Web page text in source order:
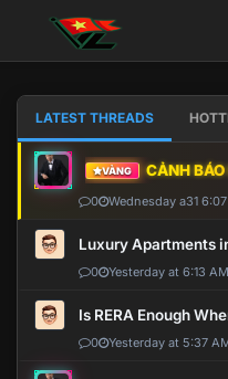
LATEST THREADS
VÀNG CẢNH
0 Wednesday a31
Luxury Apartments
0 Yesterday at 6:13 AM
Is RERA Enough
0 Yesterday at 5:37